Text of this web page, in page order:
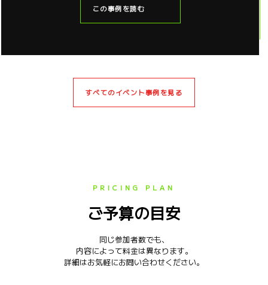
この事例を読む
すべてのイベント事例を見る
PRICING PLAN
ご予算の目安
同じ参加者数でも、
内容によって料金は異なります。
詳細はお気軽にお問い合わせください。